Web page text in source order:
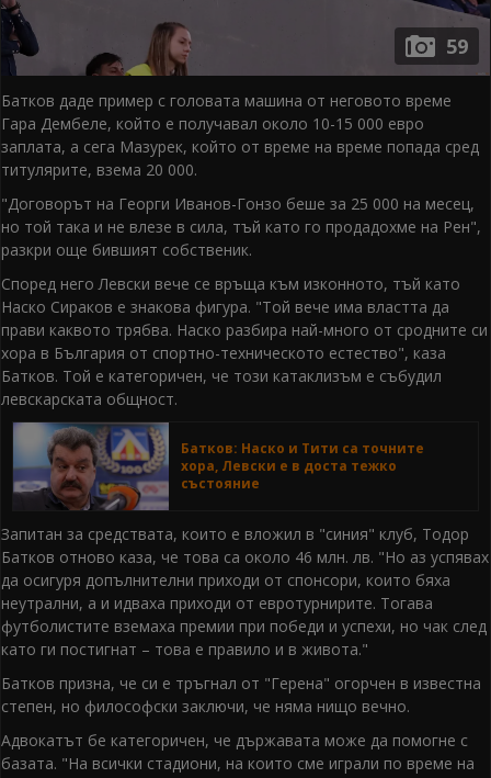
59
Батков даде пример с головата машина от неговото време
Гара Дембеле, който е получавал около 10-15 000 евро
заплата, а сега Мазурек, който от време на време попада сред
титулярите, взема 20 000.
"Договорът на Георги Иванов-Гонзо беше за 25 000 на месец,
но той така и не влезе в сила, тъй като го продадохме на Рен",
разкри още бившият собственик.
Според него Левски вече се връща към изконното, тъй като
Наско Сираков е знакова фигура. "Той вече има властта да
прави каквото трябва. Наско разбира най-много от сродните си
хора в България от спортно-техническото естество", каза
Батков. Той е категоричен, че този катаклизъм е събудил
левскарската общност.
Батков: Наско и Тити са точните
хора, Левски е в доста тежко
състояние
Запитан за средствата, които е вложил в "синия" клуб, Тодор
Батков отново каза, че това са около 46 млн. лв. "Но аз успявах
да осигуря допълнителни приходи от спонсори, които бяха
неутрални, а и идваха приходи от евротурнирите. Тогава
футболистите вземаха премии при победи и успехи, но чак след
като ги постигнат – това е правило и в живота."
Батков призна, че си е тръгнал от "Герена" огорчен в известна
степен, но философски заключи, че няма нищо вечно.
Адвокатът бе категоричен, че държавата може да помогне с
базата. "На всички стадиони, на които сме играли по време на